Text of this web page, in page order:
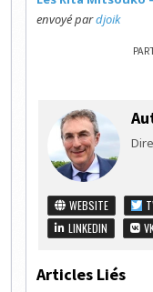
envoyé pardjoik
WEBSITE
LINKEDIN
Articles Liés